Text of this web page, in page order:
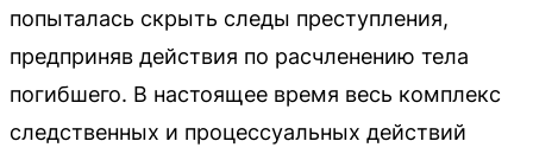
попыталась скрыть следы преступления,
предприняв действия по расчленению тела
погибшего. В настоящее время весь комплекс
следственных и процессуальных действий